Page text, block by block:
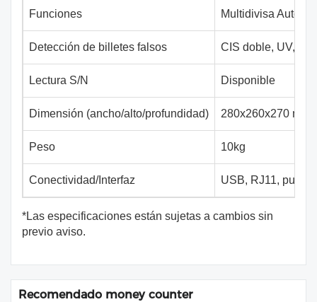
Funciones Multidivisa Auto/
Detección de billetes falsos CIS doble, UV,
Lectura S/N Disponible
Dimensión (ancho/alto/profundidad) 280x260x270 mm
Peso 10kg
Conectividad/Interfaz USB, RJ11, puerto
*Las especificaciones están sujetas a cambios sin
previo aviso.
Recomendado money counter